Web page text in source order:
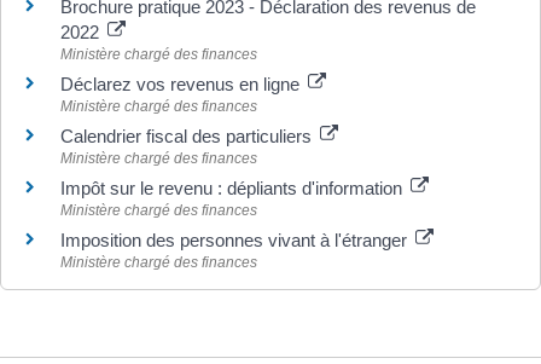
Brochure pratique 2023 - Déclaration des revenus de
2022
Ministère chargé des finances
Déclarez vos revenus en ligne
Ministère chargé des finances
Calendrier fiscal des particuliers
Ministère chargé des finances
Impôt sur le revenu : dépliants d'information
Ministère chargé des finances
Imposition des personnes vivant à l'étranger
Ministère chargé des finances